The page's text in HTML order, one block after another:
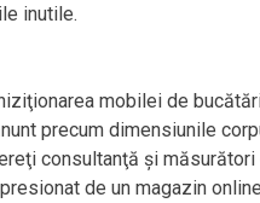
inutile.
mobilei de
precum dimensiunile
consultanţă şi măsurători
de un magazin